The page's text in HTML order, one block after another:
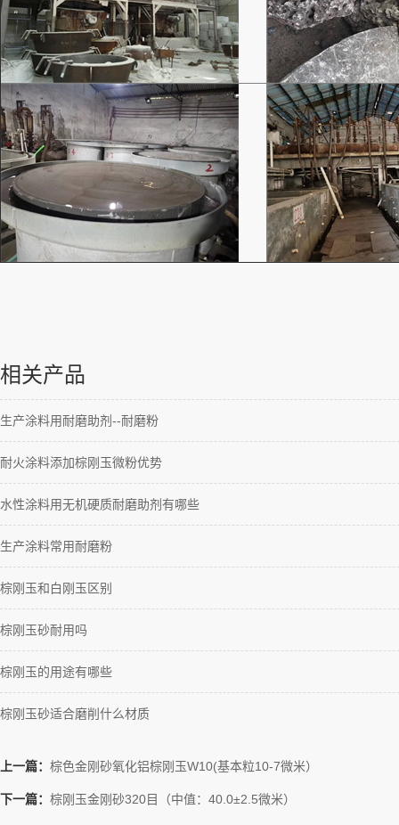
相关产品
生产涂料用耐磨助剂--耐磨粉
耐火涂料添加棕刚玉微粉优势
水性涂料用无机硬质耐磨助剂有哪些
生产涂料常用耐磨粉
棕刚玉和白刚玉区别
棕刚玉砂耐用吗
棕刚玉的用途有哪些
棕刚玉砂适合磨削什么材质
上一篇： 棕色金刚砂氧化铝棕刚玉W10(基本粒10-7微米）
下一篇： 棕刚玉金刚砂320目（中值：40.0±2.5微米）